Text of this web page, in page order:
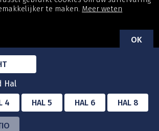
te maken. Meer weten
OK
Hal
4 HAL 5 HAL 6 HAL 8